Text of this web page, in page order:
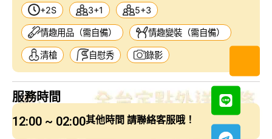
+2S 3+1 5+3
情趣用品（需自備） 情趣變裝（需自備）
清槍 自慰秀 錄影
服務時間
12:00 ~ 02:00其他時間 請聯絡客服哦！